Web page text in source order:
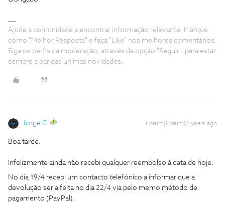
Ajude a comunidade a encontrar informação relevante. Marque
como "Melhor Resposta" e faça "Like" nos melhores comentários.
Siga os perfis da moderação, através da opção "Seguir", para estar
sempre a par das ultimas novidades.
Jorge C Forum|Forum|2 years ago
Boa tarde.
Infelizmente ainda não recebi qualquer reembolso à data de hoje.
No dia 19/4 recebi um contacto telefónico a informar que a
devolução seria feita no dia 22/4 via pelo memo método de
pagamento (PayPal).